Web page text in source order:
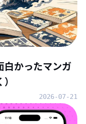
白かったマンガ
2026-07-21